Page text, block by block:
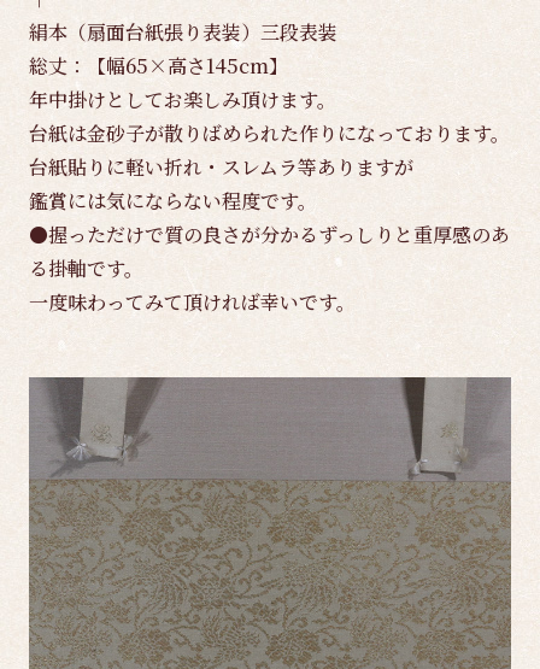
絹本（扇面台紙張り表装）三段表装
総丈：【幅65×高さ145cm】
年中掛けとしてお楽しみ頂けます。
台紙は金砂子が散りばめられた作りになっております。
台紙貼りに軽い折れ・スレムラ等ありますが
鑑賞には気にならない程度です。
●握っただけで質の良さが分かるずっしりと重厚感のあ
る掛軸です。
一度味わってみて頂ければ幸いです。